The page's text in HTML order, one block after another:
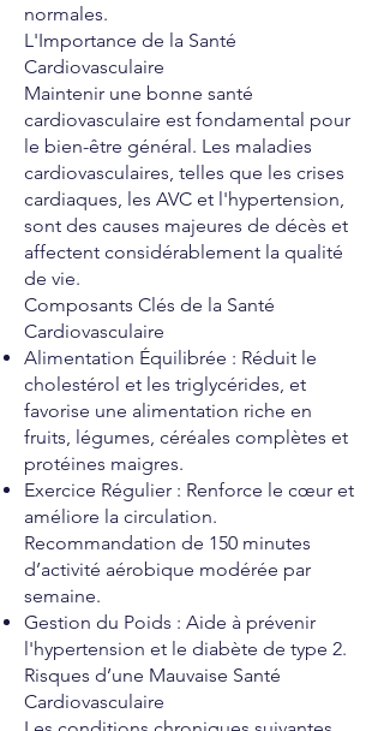
normales.
L'Importance de la Santé
Cardiovasculaire
Maintenir une bonne santé
cardiovasculaire est fondamental pour
le bien-être général. Les maladies
cardiovasculaires, telles que les crises
cardiaques, les AVC et l'hypertension,
sont des causes majeures de décès et
affectent considérablement la qualité
de vie.
Composants Clés de la Santé
Cardiovasculaire
Alimentation Équilibrée : Réduit le
cholestérol et les triglycérides, et
favorise une alimentation riche en
fruits, légumes, céréales complètes et
protéines maigres.
Exercice Régulier : Renforce le cœur et
améliore la circulation.
Recommandation de 150 minutes
d’activité aérobique modérée par
semaine.
Gestion du Poids : Aide à prévenir
l'hypertension et le diabète de type 2.
Risques d’une Mauvaise Santé
Cardiovasculaire